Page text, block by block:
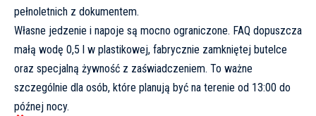
pełnoletnich z dokumentem.
Własne jedzenie i napoje są mocno ograniczone. FAQ dopuszcza
małą wodę 0,5 l w plastikowej, fabrycznie zamkniętej butelce
oraz specjalną żywność z zaświadczeniem. To ważne
szczególnie dla osób, które planują być na terenie od 13:00 do
późnej nocy.